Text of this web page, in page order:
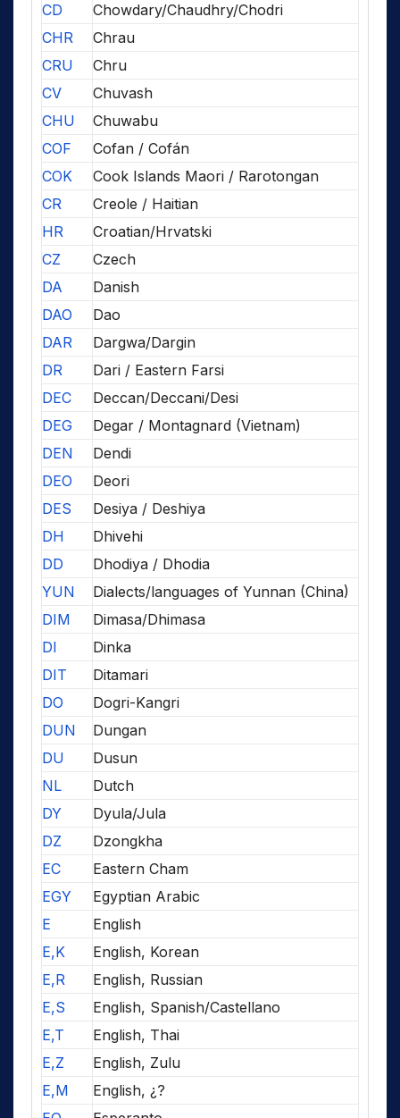
CD
Chowdary/Chaudhry/Chodri
CHR
Chrau
CRU
Chru
CV
Chuvash
CHU
Chuwabu
COF
Cofan / Cofán
COK
Cook Islands Maori / Rarotongan
CR
Creole / Haitian
HR
Croatian/Hrvatski
CZ
Czech
DA
Danish
DAO
Dao
DAR
Dargwa/Dargin
DR
Dari / Eastern Farsi
DEC
Deccan/Deccani/Desi
DEG
Degar / Montagnard (Vietnam)
DEN
Dendi
DEO
Deori
DES
Desiya / Deshiya
DH
Dhivehi
DD
Dhodiya / Dhodia
YUN
Dialects/languages of Yunnan (China)
DIM
Dimasa/Dhimasa
DI
Dinka
DIT
Ditamari
DO
Dogri-Kangri
DUN
Dungan
DU
Dusun
NL
Dutch
DY
Dyula/Jula
DZ
Dzongkha
EC
Eastern Cham
EGY
Egyptian Arabic
E
English
E,K
English, Korean
E,R
English, Russian
E,S
English, Spanish/Castellano
E,T
English, Thai
E,Z
English, Zulu
E,M
English, ¿?